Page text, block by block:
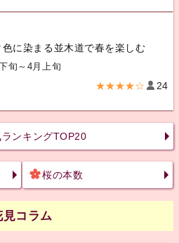
色に染まる並木道で春を楽しむ
旬～4月上旬
★★★★☆ 24
ンキングTOP20
桜の本数
見コラム